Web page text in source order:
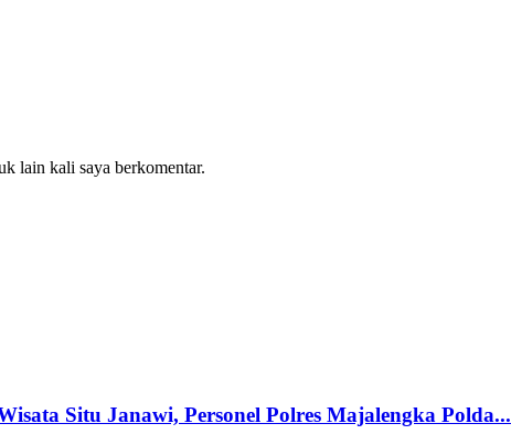
lain kali saya berkomentar.
Situ Janawi, Personel Polres Majalengka Polda...